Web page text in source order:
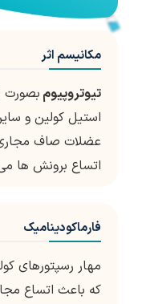
مکانیسم اثر
تیوتروپیوم بصورت
استیل کولین و
عضلات صاف
اتساع برونش ها
فارماکودینامیک
مهار رسپتورهای
که باعث اتساع